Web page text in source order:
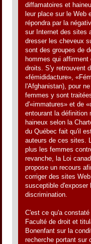
diffamatoires et
leur place sur le Web
répondra par la
sur Internet des sites
dresser les cheveux
sont des groupes de
hommes qui
droits. S'y retrouvent
«fémididacture»,
l'Afghanistan), pour
femmes y sont
d'«immatures» et de
entourant la définition
haineux selon la
du Québec fait qu'il
auteurs de ces sites.
plus les femmes
revanche, la Loi
propose un recours
corriger des sites
susceptible
discrimination.
C'est ce qu'a
Faculté de droit et
Bonenfant sur la
recherche portant sur